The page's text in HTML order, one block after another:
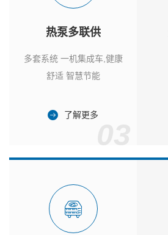
热泵多联供
多套系统 一机集成车,健康
舒适 智慧节能
了解更多